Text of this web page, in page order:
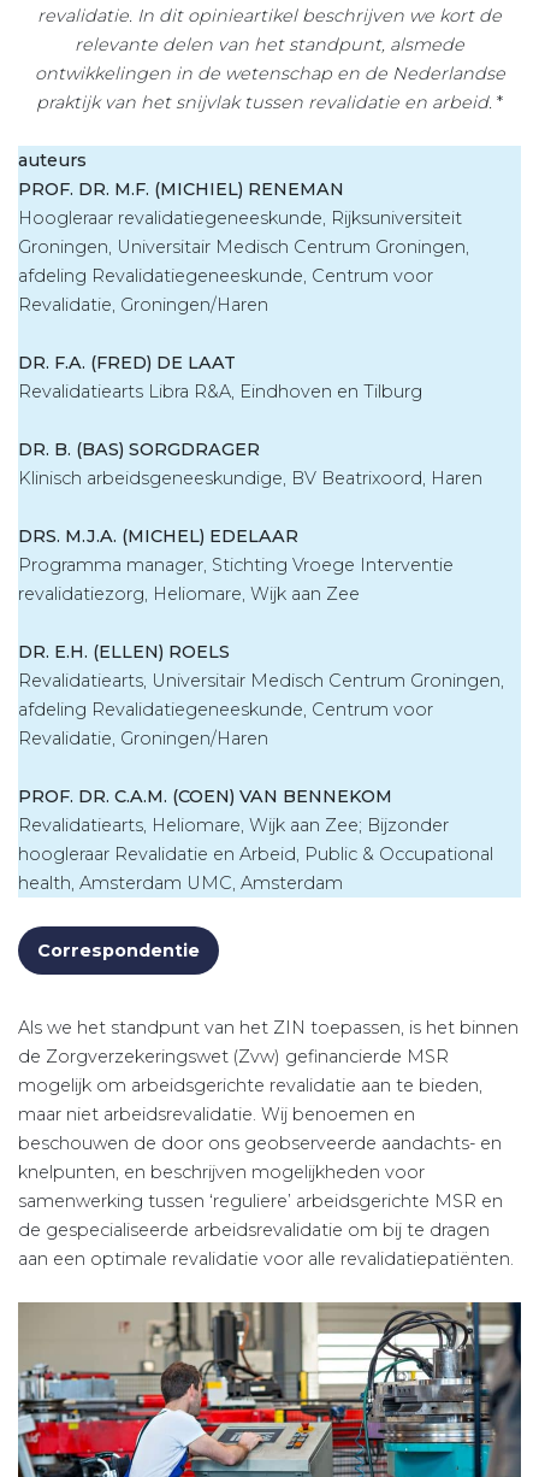
revalidatie. In dit opinieartikel beschrijven we kort de
relevante delen van het standpunt, alsmede
ontwikkelingen in de wetenschap en de Nederlandse
praktijk van het snijvlak tussen revalidatie en arbeid. *
auteurs
PROF. DR. M.F. (MICHIEL) RENEMAN
Hoogleraar revalidatiegeneeskunde, Rijksuniversiteit
Groningen, Universitair Medisch Centrum Groningen,
afdeling Revalidatiegeneeskunde, Centrum voor
Revalidatie, Groningen/Haren
DR. F.A. (FRED) DE LAAT
Revalidatiearts Libra R&A, Eindhoven en Tilburg
DR. B. (BAS) SORGDRAGER
Klinisch arbeidsgeneeskundige, BV Beatrixoord, Haren
DRS. M.J.A. (MICHEL) EDELAAR
Programma manager, Stichting Vroege Interventie
revalidatiezorg, Heliomare, Wijk aan Zee
DR. E.H. (ELLEN) ROELS
Revalidatiearts, Universitair Medisch Centrum Groningen,
afdeling Revalidatiegeneeskunde, Centrum voor
Revalidatie, Groningen/Haren
PROF. DR. C.A.M. (COEN) VAN BENNEKOM
Revalidatiearts, Heliomare, Wijk aan Zee; Bijzonder
hoogleraar Revalidatie en Arbeid, Public & Occupational
health, Amsterdam UMC, Amsterdam
Correspondentie
Als we het standpunt van het ZIN toepassen, is het binnen
de Zorgverzekeringswet (Zvw) gefinancierde MSR
mogelijk om arbeidsgerichte revalidatie aan te bieden,
maar niet arbeidsrevalidatie. Wij benoemen en
beschouwen de door ons geobserveerde aandachts- en
knelpunten, en beschrijven mogelijkheden voor
samenwerking tussen ‘reguliere’ arbeidsgerichte MSR en
de gespecialiseerde arbeidsrevalidatie om bij te dragen
aan een optimale revalidatie voor alle revalidatiepatiënten.